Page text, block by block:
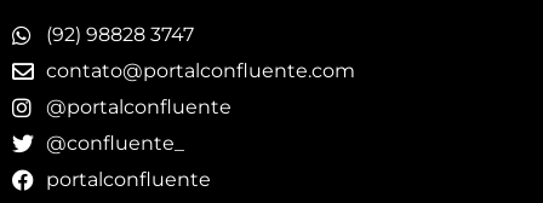
(92) 98828 3747
contato@portalconfluente.com
@portalconfluente
@confluente_
portalconfluente